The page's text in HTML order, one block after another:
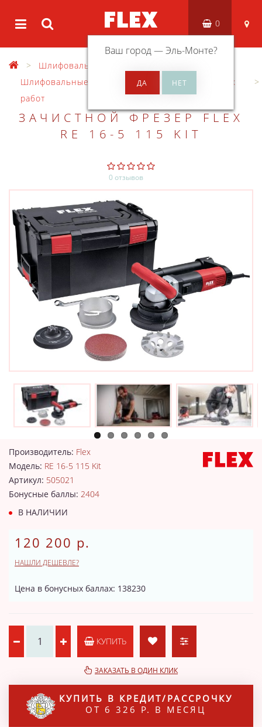
Ваш город —Эль-Монте?
0
Шлифовальные машины
Шлифовальные машины по бетону/санационных
работ
ЗАЧИСТНОЙ ФРЕЗЕР FLEX
RE 16-5 115 KIT
0 отзывов
Производитель: Flex
Модель: RE 16-5 115 Kit
Артикул: 505021
Бонусные баллы: 2404
В НАЛИЧИИ
120 200 р.
НАШЛИ ДЕШЕВЛЕ?
Цена в бонусных баллах: 138230
КУПИТЬ
ЗАКАЗАТЬ В ОДИН КЛИК
КУПИТЬ В КРЕДИТ/РАССРОЧКУ
ОТ 6 326 Р. В МЕСЯЦ